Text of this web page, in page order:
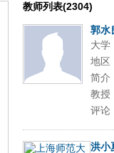
1dfbxca12
blablaenddefin
dfb989919
methodmulti
教师列表(2304)
郭水
大学
地区
简介
教授
评论
洪小